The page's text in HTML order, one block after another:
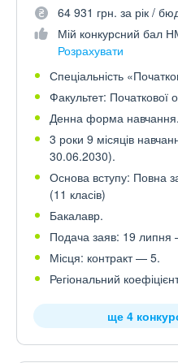
64 931 грн. за рік /
Мій конкурсний бал
Розрахувати
Спеціальність
Факультет: Початкової
Денна форма навчання.
3 роки 9 місяців
30.06.2030).
Основа вступу: Повна
(11 класів)
Бакалавр.
Подача заяв: 19
Місця: контракт — 5.
Регіональний
ще 4